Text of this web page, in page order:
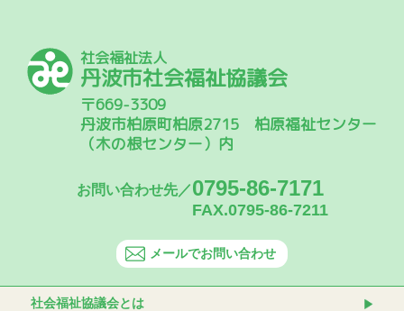
社会福祉法人
丹波市社会福祉協議会
〒669-3309
丹波市柏原町柏原2715 柏原福祉センター
（木の根センター）内
お問い合わせ先／0795-86-7171
FAX.0795-86-7211
メールでお問い合わせ
社会福祉協議会とは